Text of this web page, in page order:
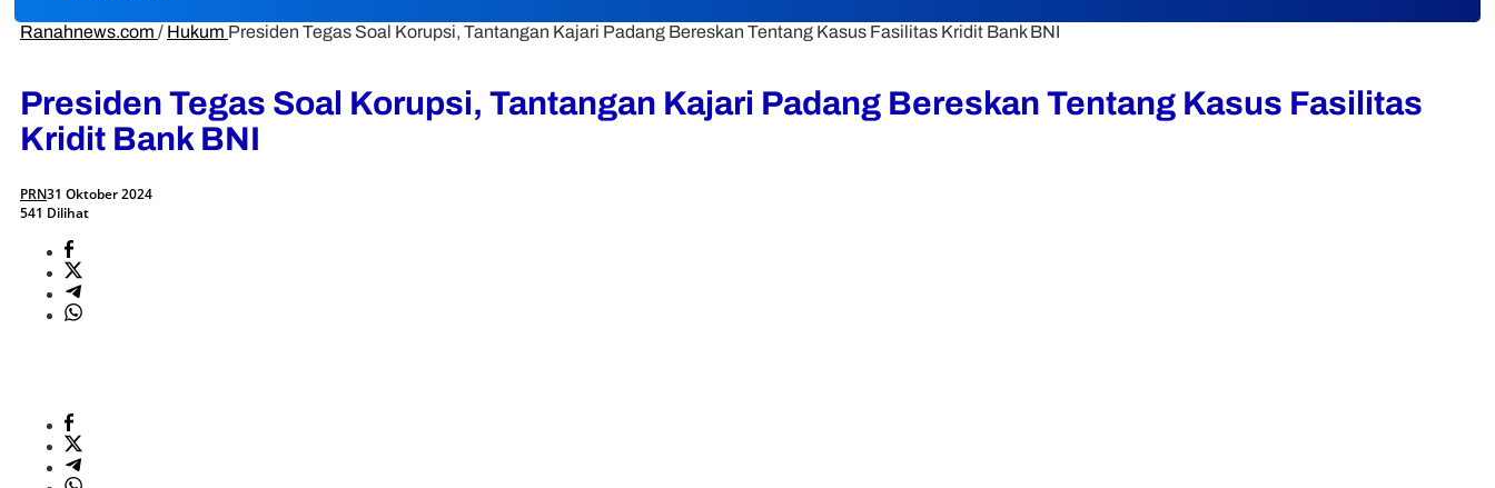
Ranahnews.com / Hukum Presiden Tegas Soal Korupsi, Tantangan Kajari Padang Bereskan Tentang Kasus Fasilitas Kridit Bank BNI
Presiden Tegas Soal Korupsi, Tantangan Kajari Padang Bereskan Tentang Kasus Fasilitas
Kridit Bank BNI
PRN31 Oktober 2024
541 Dilihat